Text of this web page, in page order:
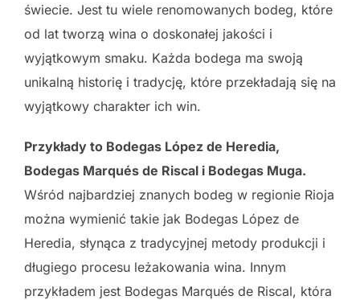
świecie. Jest tu wiele renomowanych bodeg, które
od lat tworzą wina o doskonałej jakości i
wyjątkowym smaku. Każda bodega ma swoją
unikalną historię i tradycję, które przekładają się na
wyjątkowy charakter ich win.
Przykłady to Bodegas López de Heredia,
Bodegas Marqués de Riscal i Bodegas Muga.
Wśród najbardziej znanych bodeg w regionie Rioja
można wymienić takie jak Bodegas López de
Heredia, słynąca z tradycyjnej metody produkcji i
długiego procesu leżakowania wina. Innym
przykładem jest Bodegas Marqués de Riscal, która